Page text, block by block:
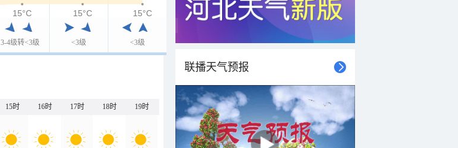
3-4级转<3级 <3级 <3级
15°C 15°C 15°C
15时 16时 17时 18时 19时 20时 21时 22时 23时 00时 01时
联播天气预报